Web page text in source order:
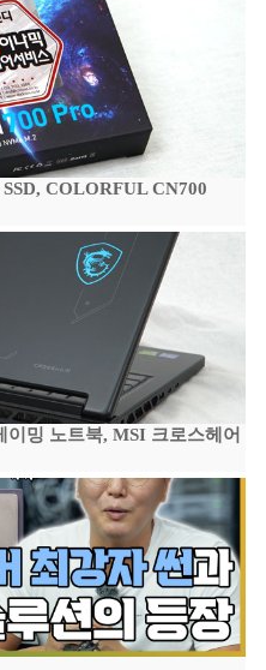
COLORFUL CN700
밍 노트북, MSI 크로스헤어